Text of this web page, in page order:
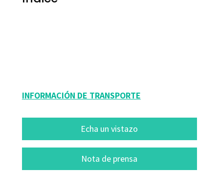
INFORMACIÓN DE TRANSPORTE
Echa un vistazo
Nota de prensa